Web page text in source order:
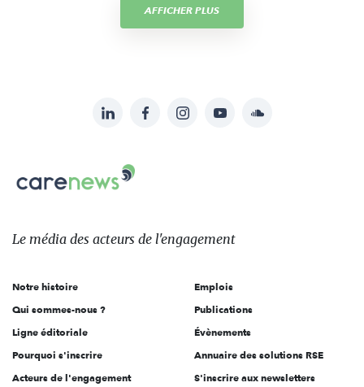
AFFICHER PLUS
sur:
LinkedInFacebookInstagramYouTubeSoundcloud
Le
des
l'engagement
Le média des acteurs de l'engagement
Notre histoire
Qui sommes-nous ?
Ligne éditoriale
Pourquoi s'inscrire
Acteurs de l'engagement
Emplois
Publications
Évènements
Annuaire des solutions RSE
S'inscrire aux newsletters